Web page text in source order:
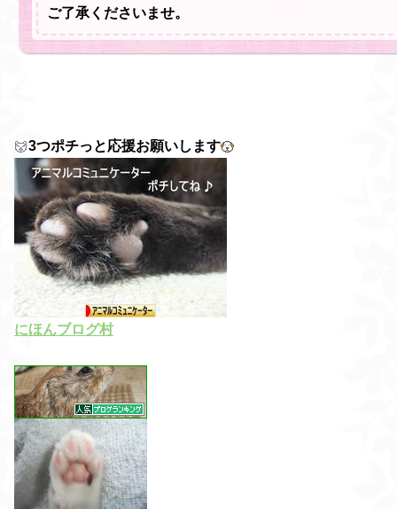
ご了承くださいませ。
3つポチっと応援お願いします
にほんブログ村